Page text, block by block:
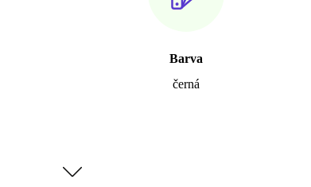
Barva
černá